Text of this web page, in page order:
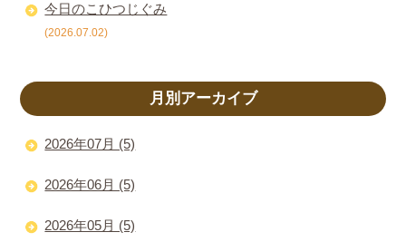
今日のこひつじぐみ
(2026.07.02)
月別アーカイブ
2026年07月 (5)
2026年06月 (5)
2026年05月 (5)